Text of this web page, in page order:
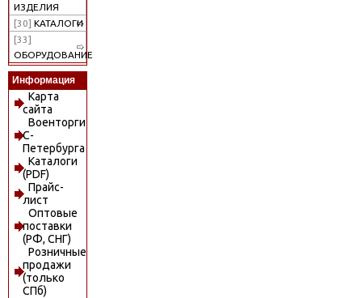
ИЗДЕЛИЯ
[30] КАТАЛОГИ
[33]
ОБОРУДОВАНИЕ
Информация
Карта
сайта
Военторги
С-
Петербурга
Каталоги
(PDF)
Прайс-
лист
Оптовые
поставки
(РФ, СНГ)
Розничные
продажи
(только
СПб)